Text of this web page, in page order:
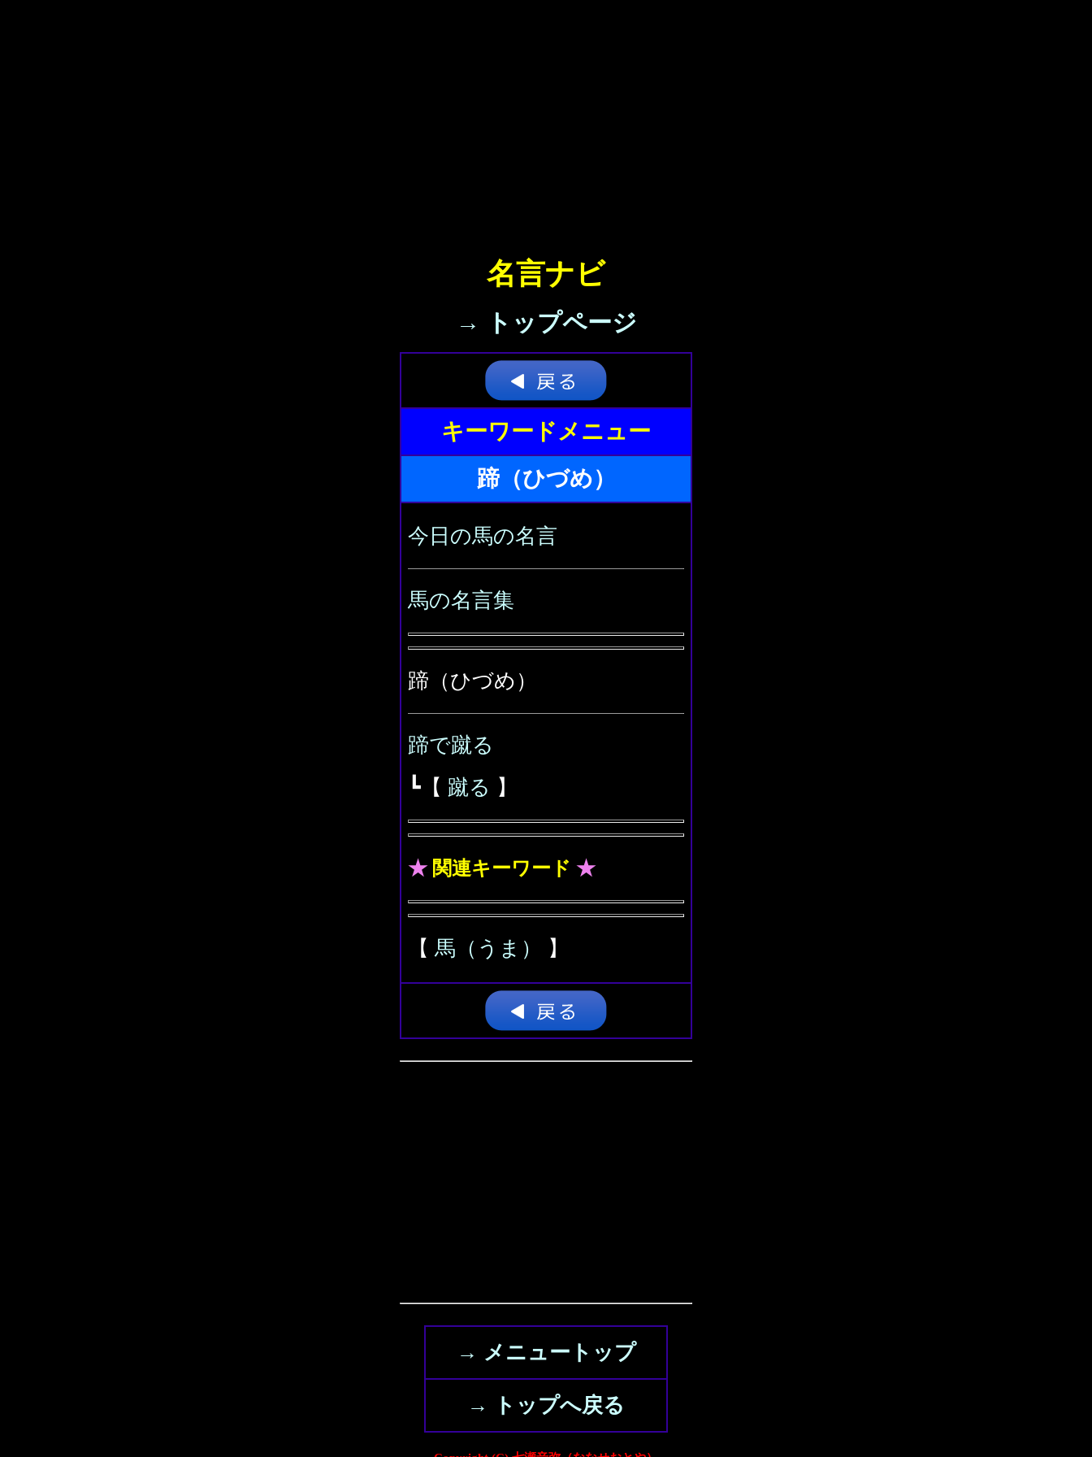
名言ナビ
→ トップページ
キーワードメニュー
蹄（ひづめ）
今日の馬の名言
馬の名言集
蹄（ひづめ）
蹄で蹴る
┗【 蹴る 】
★ 関連キーワード ★
【 馬（うま） 】
→ メニュートップ
→ トップへ戻る